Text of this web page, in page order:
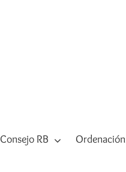
Consejo RB Ordenación